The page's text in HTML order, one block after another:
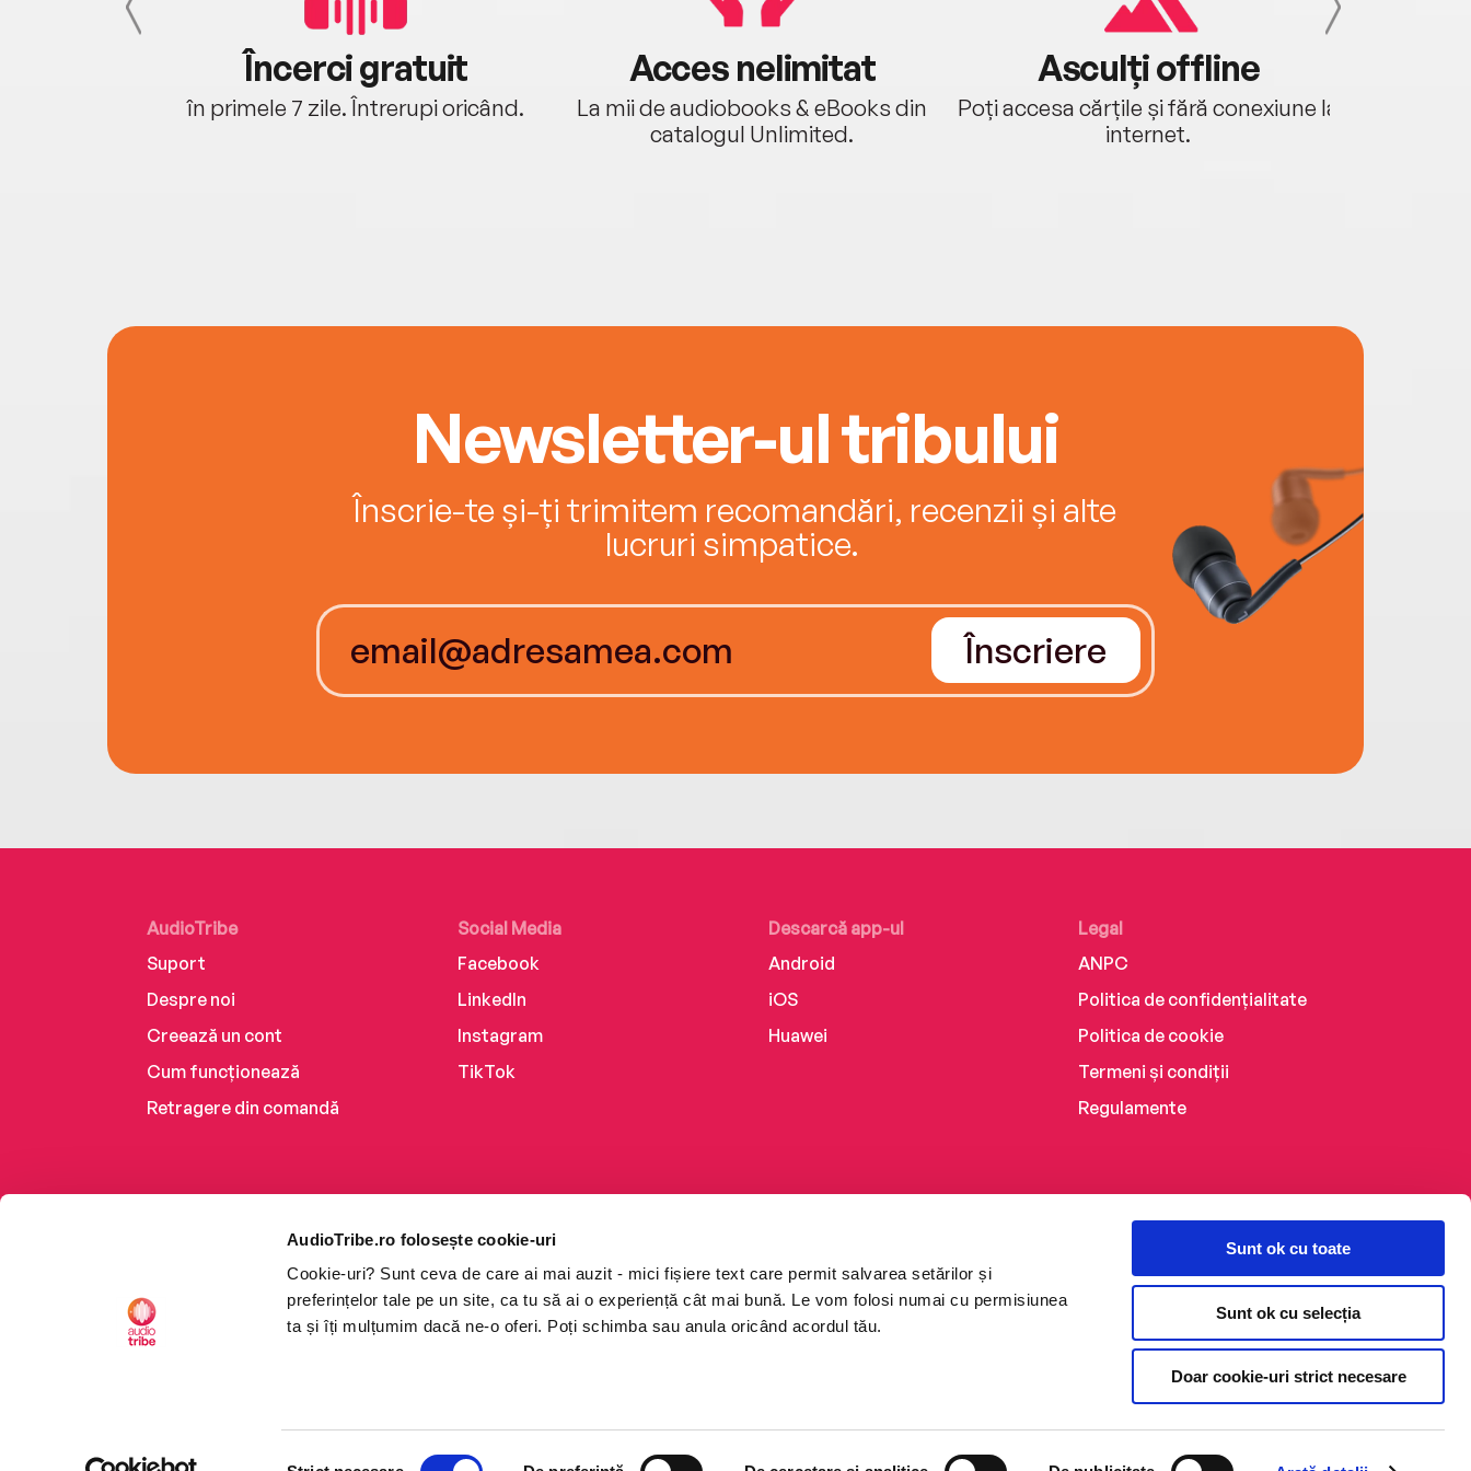
AudioTribe.ro folosește cookie-uri
Cookie-uri? Sunt ceva de care ai mai auzit - mici fișiere text care permit salvarea setărilor și
preferințelor tale pe un site, ca tu să ai o experiență cât mai bună. Le vom folosi numai cu permisiunea
ta și îți mulțumim dacă ne-o oferi. Poți schimba sau anula oricând acordul tău.
Sunt ok cu toate
Sunt ok cu selecția
Doar cookie-uri strict necesare
Încerci gratuit
în primele 7 zile. Întrerupi oricând.
Acces nelimitat
La mii de audiobooks & eBooks din
catalogul Unlimited.
Asculți offline
Poți accesa cărțile și fără conexiune la
internet.
Newsletter-ul tribului
Înscrie-te și-ți trimitem recomandări, recenzii și alte
lucruri simpatice.
Înscriere
AudioTribe
Suport
Despre noi
Creează un cont
Cum funcționează
Retragere din comandă
Social Media
Facebook
LinkedIn
Instagram
TikTok
Descarcă app-ul
Android
iOS
Huawei
Legal
ANPC
Politica de confidențialitate
Politica de cookie
Termeni și condiții
Regulamente